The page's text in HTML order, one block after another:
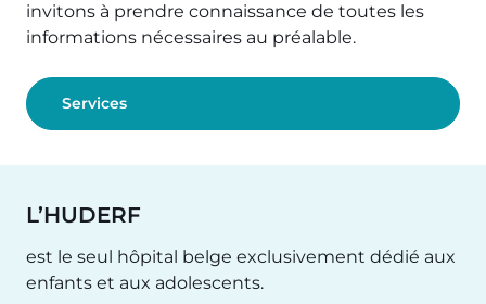
invitons à prendre connaissance de toutes les
informations nécessaires au préalable.
Services
L’HUDERF
est le seul hôpital belge exclusivement dédié aux
enfants et aux adolescents.